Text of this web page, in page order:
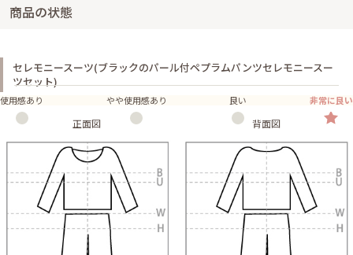
商品の状態
セレモニースーツ(ブラックのパール付ペプラムパンツセレモニースー
ツセット)
使用感あり やや使用感あり 良い 非常に良い
正面図 背面図